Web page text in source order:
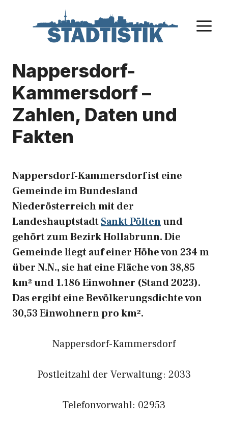
Nappersdorf-
Kammersdorf –
Zahlen, Daten und
Fakten
Nappersdorf-Kammersdorf ist eine
Gemeinde im Bundesland
Niederösterreich mit der
LandeshauptstadtSankt Pöltenund
gehört zum Bezirk Hollabrunn. Die
Gemeinde liegt auf einer Höhe von 234 m
über N.N., sie hat eine Fläche von 38,85
km² und 1.186 Einwohner (Stand 2023).
Das ergibt eine Bevölkerungsdichte von
30,53 Einwohnern pro km².
Nappersdorf-Kammersdorf
Postleitzahl der Verwaltung: 2033
Telefonvorwahl: 02953